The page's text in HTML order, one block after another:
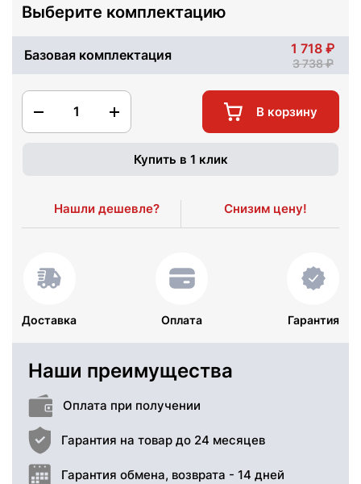
Выберите комплектацию
Базовая комплектация 1 718
3 738
1 В корзину
Купить в 1 клик
Нашли дешевле? Снизим цену!
Доставка Оплата Гарантия
Наши преимущества
Оплата при получении
Гарантия на товар до 24 месяцев
Гарантия обмена, возврата - 14 дней